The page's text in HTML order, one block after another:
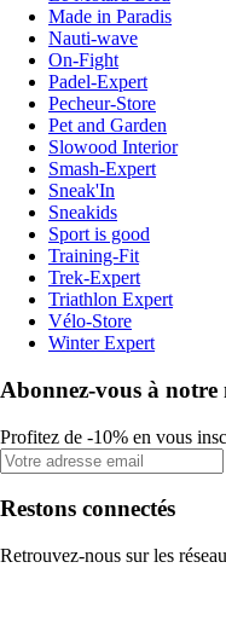
Made in Paradis
Nauti-wave
On-Fight
Padel-Expert
Pecheur-Store
Pet and Garden
Slowood Interior
Smash-Expert
Sneak'In
Sneakids
Sport is good
Training-Fit
Trek-Expert
Triathlon Expert
Vélo-Store
Winter Expert
Abonnez-vous à notre
Profitez de -10% en vous
Restons connectés
Retrouvez-nous sur les